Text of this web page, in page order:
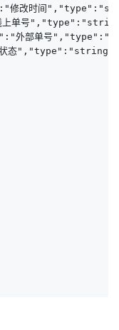
修改时间
号
外部单号
态